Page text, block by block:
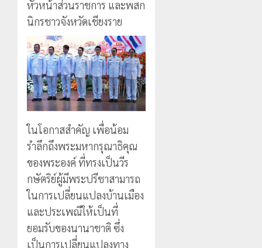
หัวหน้าส่วนราชการ และพสก
นิกรชาวจังหวัดเชียงราย
ในโอกาสสำคัญ เพื่อน้อม
รำลึกถึงพระมหากรุณาธิคุณ
ของพระองค์ ที่ทรงเป็นวีร
กษัตริย์ผู้มีพระปรีชาสามารถ
ในการเปลี่ยนแปลงบ้านเมือง
และประเพณีให้เป็นที่
ยอมรับของนานาชาติ ซึ่ง
เป็นการเปลี่ยนแปลงทาง